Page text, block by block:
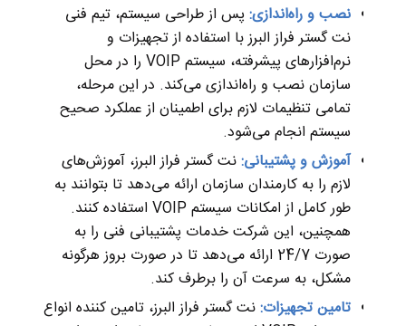
نصب و راه‌اندازی:پس از طراحی سیستم، تیم فنی
نت گستر فراز البرز با استفاده از تجهیزات و
نرم‌افزارهای پیشرفته، سیستم VOIP را در محل
سازمان نصب و راه‌اندازی می‌کند. در این مرحله،
تمامی تنظیمات لازم برای اطمینان از عملکرد صحیح
سیستم انجام می‌شود.
آموزش و پشتیبانی:نت گستر فراز البرز، آموزش‌های
لازم را به کارمندان سازمان ارائه می‌دهد تا بتوانند به
طور کامل از امکانات سیستم VOIP استفاده کنند.
همچنین، این شرکت خدمات پشتیبانی فنی را به
صورت 24/7 ارائه می‌دهد تا در صورت بروز هرگونه
مشکل، به سرعت آن را برطرف کند.
تامین تجهیزات:نت گستر فراز البرز، تامین کننده انواع